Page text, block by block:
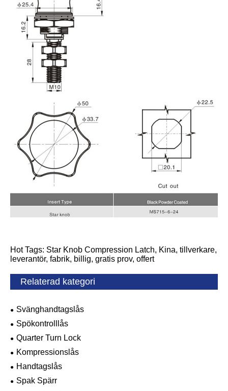
Hot Tags: Star Knob Compression Latch, Kina, tillverkare,
leverantör, fabrik, billig, gratis prov, offert
Relaterad kategori
Svänghandtagslås
Spökontrolllås
Quarter Turn Lock
Kompressionslås
Handtagslås
Spak Spärr